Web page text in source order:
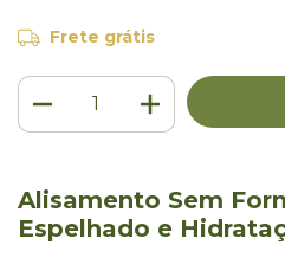
Frete grátis
Alisamento Sem
Espelhado e